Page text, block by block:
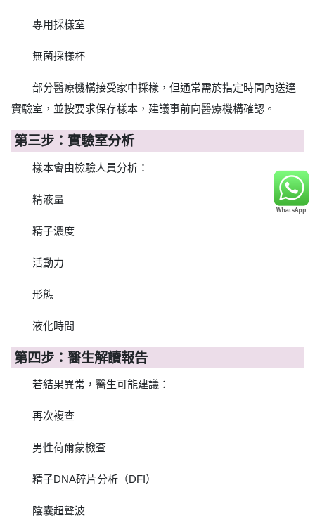
專用採樣室
無菌採樣杯
部分醫療機構接受家中採樣，但通常需於指定時間內送達
實驗室，並按要求保存樣本，建議事前向醫療機構確認。
第三步：實驗室分析
樣本會由檢驗人員分析：
精液量
精子濃度
活動力
形態
液化時間
第四步：醫生解讀報告
若結果異常，醫生可能建議：
再次複查
男性荷爾蒙檢查
精子DNA碎片分析（DFI）
陰囊超聲波